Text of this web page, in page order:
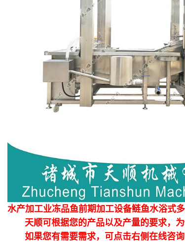
水产加工业冻品鱼前期加工设备鲢鱼水浴式多
天顺可根据您的产品以及产量的要求，为
如果您有需要需求，可点击右侧在线咨询